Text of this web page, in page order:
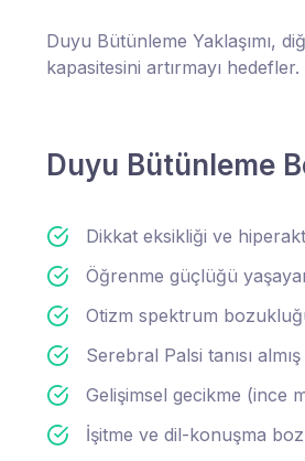
Duyu Bütünleme Yaklaşımı,
kapasitesini artırmayı hedefler.
Duyu Bütünleme
Dikkat eksikliği ve
Öğrenme güçlüğü
Otizm spektrum
Serebral Palsi tanısı
Gelişimsel gecikme (ince
İşitme ve dil-konuşma